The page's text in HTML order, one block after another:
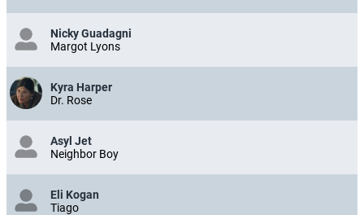
Nicky Guadagni
Margot Lyons
Kyra Harper
Dr. Rose
Asyl Jet
Neighbor Boy
Eli Kogan
Tiago